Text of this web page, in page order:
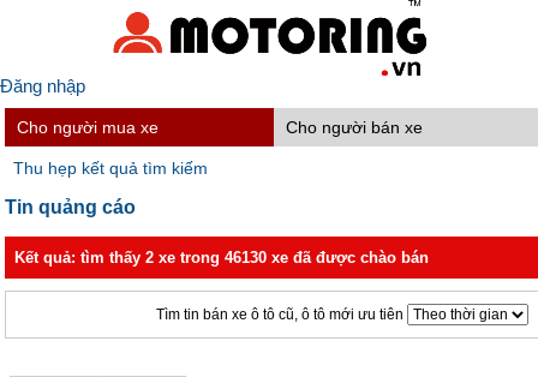
Đăng nhập
Cho người mua xe Cho người bán xe
Thu hẹp kết quả tìm kiếm
Tin quảng cáo
Kết quả: tìm thấy 2 xe trong 46130 xe đã được chào bán
Tìm tin bán xe ô tô cũ, ô tô mới ưu tiên